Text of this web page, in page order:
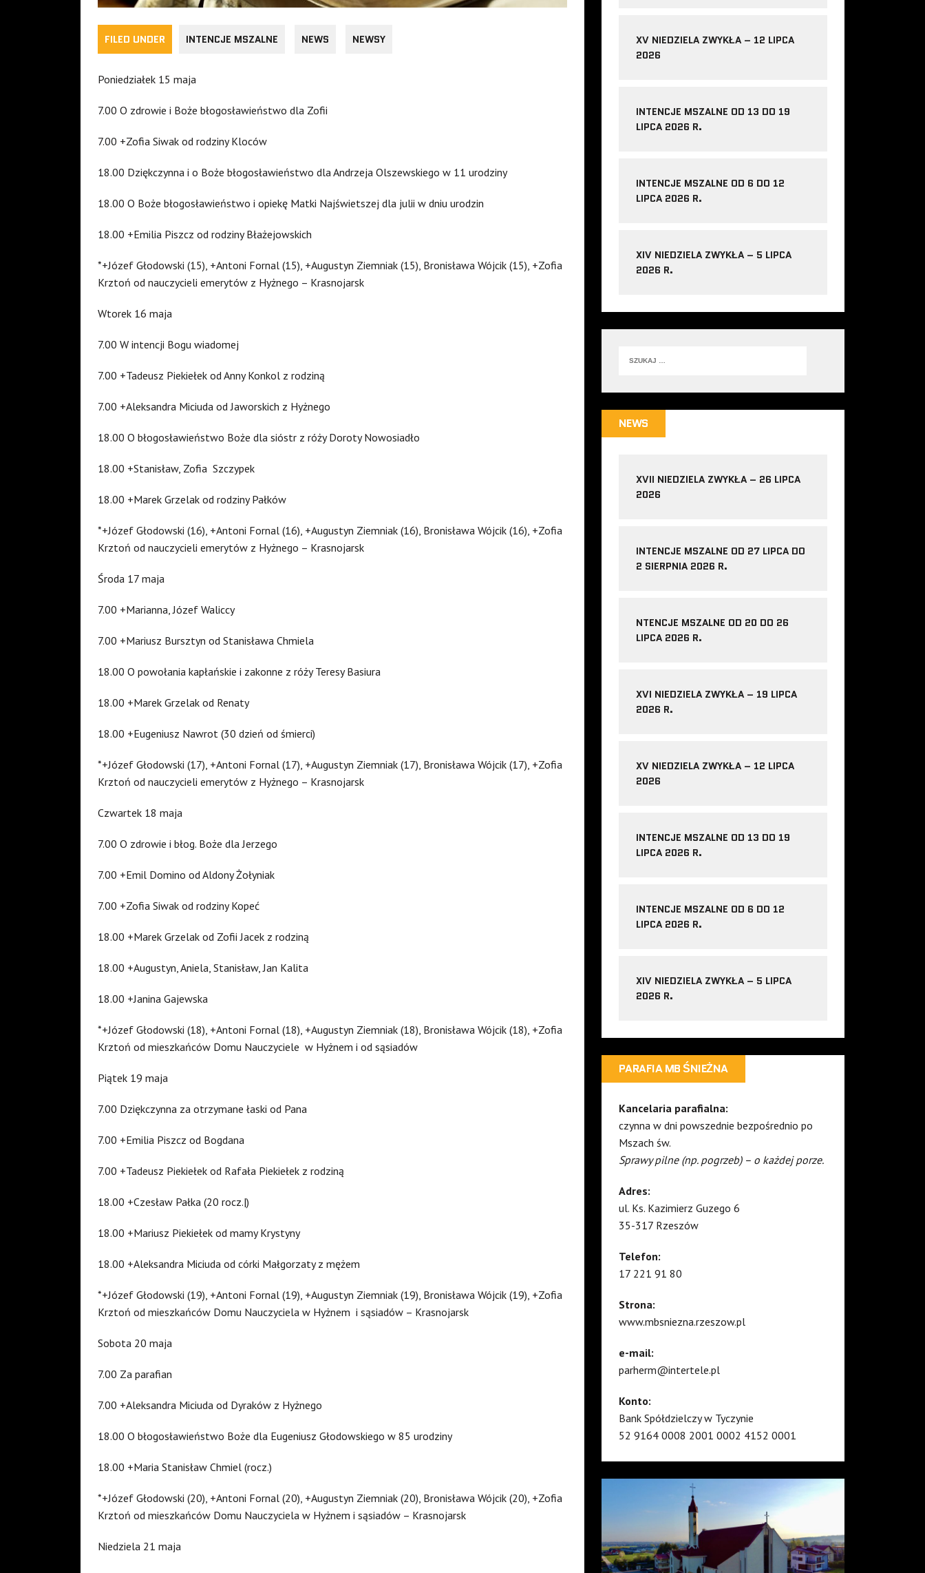
FILED UNDER INTENCJE MSZALNE NEWS NEWSY
Poniedziałek 15 maja
7.00 O zdrowie i Boże błogosławieństwo dla Zofii
7.00 +Zofia Siwak od rodziny Kloców
18.00 Dziękczynna i o Boże błogosławieństwo dla Andrzeja Olszewskiego w 11 urodziny
18.00 O Boże błogosławieństwo i opiekę Matki Najświetszej dla julii w dniu urodzin
18.00 +Emilia Piszcz od rodziny Błażejowskich
*+Józef Głodowski (15), +Antoni Fornal (15), +Augustyn Ziemniak (15), Bronisława Wójcik (15), +Zofia
Krztoń od nauczycieli emerytów z Hyżnego – Krasnojarsk
Wtorek 16 maja
7.00 W intencji Bogu wiadomej
7.00 +Tadeusz Piekiełek od Anny Konkol z rodziną
7.00 +Aleksandra Miciuda od Jaworskich z Hyżnego
18.00 O błogosławieństwo Boże dla sióstr z róży Doroty Nowosiadło
18.00 +Stanisław, Zofia Szczypek
18.00 +Marek Grzelak od rodziny Pałków
*+Józef Głodowski (16), +Antoni Fornal (16), +Augustyn Ziemniak (16), Bronisława Wójcik (16), +Zofia
Krztoń od nauczycieli emerytów z Hyżnego – Krasnojarsk
Środa 17 maja
7.00 +Marianna, Józef Waliccy
7.00 +Mariusz Bursztyn od Stanisława Chmiela
18.00 O powołania kapłańskie i zakonne z róży Teresy Basiura
18.00 +Marek Grzelak od Renaty
18.00 +Eugeniusz Nawrot (30 dzień od śmierci)
*+Józef Głodowski (17), +Antoni Fornal (17), +Augustyn Ziemniak (17), Bronisława Wójcik (17), +Zofia
Krztoń od nauczycieli emerytów z Hyżnego – Krasnojarsk
Czwartek 18 maja
7.00 O zdrowie i błog. Boże dla Jerzego
7.00 +Emil Domino od Aldony Żołyniak
7.00 +Zofia Siwak od rodziny Kopeć
18.00 +Marek Grzelak od Zofii Jacek z rodziną
18.00 +Augustyn, Aniela, Stanisław, Jan Kalita
18.00 +Janina Gajewska
*+Józef Głodowski (18), +Antoni Fornal (18), +Augustyn Ziemniak (18), Bronisława Wójcik (18), +Zofia
Krztoń od mieszkańców Domu Nauczyciele w Hyżnem i od sąsiadów
Piątek 19 maja
7.00 Dziękczynna za otrzymane łaski od Pana
7.00 +Emilia Piszcz od Bogdana
7.00 +Tadeusz Piekiełek od Rafała Piekiełek z rodziną
18.00 +Czesław Pałka (20 rocz.|)
18.00 +Mariusz Piekiełek od mamy Krystyny
18.00 +Aleksandra Miciuda od córki Małgorzaty z mężem
*+Józef Głodowski (19), +Antoni Fornal (19), +Augustyn Ziemniak (19), Bronisława Wójcik (19), +Zofia
Krztoń od mieszkańców Domu Nauczyciela w Hyżnem i sąsiadów – Krasnojarsk
Sobota 20 maja
7.00 Za parafian
7.00 +Aleksandra Miciuda od Dyraków z Hyżnego
18.00 O błogosławieństwo Boże dla Eugeniusz Głodowskiego w 85 urodziny
18.00 +Maria Stanisław Chmiel (rocz.)
*+Józef Głodowski (20), +Antoni Fornal (20), +Augustyn Ziemniak (20), Bronisława Wójcik (20), +Zofia
Krztoń od mieszkańców Domu Nauczyciela w Hyżnem i sąsiadów – Krasnojarsk
Niedziela 21 maja
XV NIEDZIELA ZWYKŁA – 12 LIPCA
2026
INTENCJE MSZALNE OD 13 DO 19
LIPCA 2026 R.
INTENCJE MSZALNE OD 6 DO 12
LIPCA 2026 R.
XIV NIEDZIELA ZWYKŁA – 5 LIPCA
2026 R.
NEWS
XVII NIEDZIELA ZWYKŁA – 26 LIPCA
2026
INTENCJE MSZALNE OD 27 LIPCA DO
2 SIERPNIA 2026 R.
NTENCJE MSZALNE OD 20 DO 26
LIPCA 2026 R.
XVI NIEDZIELA ZWYKŁA – 19 LIPCA
2026 R.
XV NIEDZIELA ZWYKŁA – 12 LIPCA
2026
INTENCJE MSZALNE OD 13 DO 19
LIPCA 2026 R.
INTENCJE MSZALNE OD 6 DO 12
LIPCA 2026 R.
XIV NIEDZIELA ZWYKŁA – 5 LIPCA
2026 R.
PARAFIA MB ŚNIEŻNA
Kancelaria parafialna:
czynna w dni powszednie bezpośrednio po
Mszach św.
Sprawy pilne (np. pogrzeb) – o każdej porze.
Adres:
ul. Ks. Kazimierz Guzego 6
35-317 Rzeszów
Telefon:
17 221 91 80
Strona:
www.mbsniezna.rzeszow.pl
e-mail:
parherm@intertele.pl
Konto:
Bank Spółdzielczy w Tyczynie
52 9164 0008 2001 0002 4152 0001